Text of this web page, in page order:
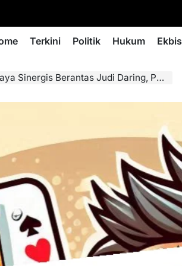
Terkini Politik Hukum Ekbis
Judi Daring, PPATK dan Komdigi Bergerak Serentak